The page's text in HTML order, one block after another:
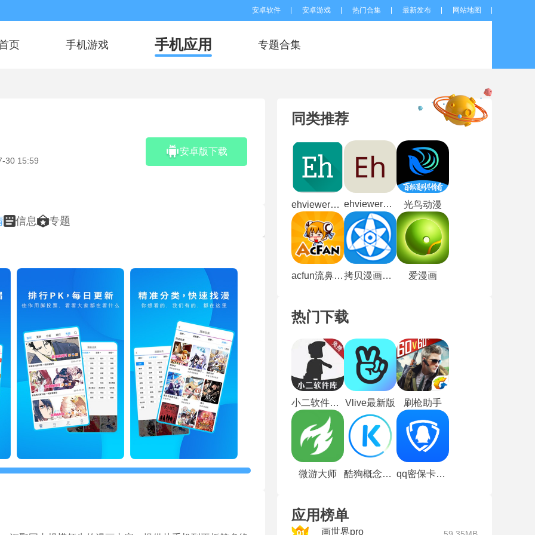
安卓软件 安卓游戏 热门合集 最新发布 网站地图
页 手机游戏 手机应用 专题合集
30 15:59
安卓版下载
信息 专题
同类推荐
ehviewer2026最新版本 ehviewer1.7.3 光鸟动漫
acfun流鼻血版 拷贝漫画最新版本2.1.7 爱漫画
热门下载
小二软件库最新版 Vlive最新版 刷枪助手
微游大师 酷狗概念版2.5.5 qq密保卡安卓版
应用榜单
画世界pro